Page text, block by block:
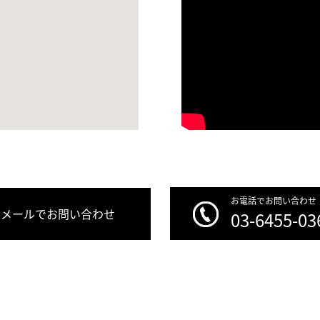
メールでお問い合わせ
お電話でお問い合わせ
03-6455-